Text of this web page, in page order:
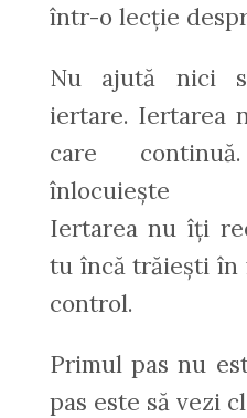
într-o lecție
Nu ajută nici
iertare. Iertarea
care
înlocuiește
Iertarea nu îți
tu încă trăiești în
control.
Primul pas nu
pas este să vezi